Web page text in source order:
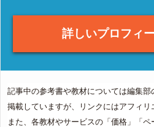
詳しいプロフィ
記事中の参考書や教材については編集
掲載していますが、リンクにはアフィリ
また、各教材やサービスの「価格」「